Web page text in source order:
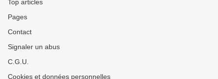
Top articles
Pages
Contact
Signaler un abus
C.G.U.
Cookies et données personnelles